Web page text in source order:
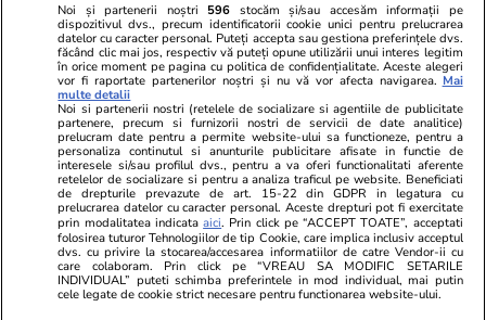
GSP.RO
Guvernul Ungariei a răspuns
solicitării GSP » Avem cifrele
oficiale ale finanțării lui Sepsi și
Csikszereda: sunt milioane de
euro
GSP.RO
Pagube
polivalenta
euro din
tentative de
PARTENERI
Noi și partenerii noștri 596 stocăm și/sau accesăm informații pe
dispozitivul dvs., precum identificatorii cookie unici pentru prelucrarea
datelor cu caracter personal. Puteți accepta sau gestiona preferințele dvs.
făcând clic mai jos, respectiv vă puteți opune utilizării unui interes legitim
în orice moment pe pagina cu politica de confidențialitate. Aceste alegeri
vor fi raportate partenerilor noștri și nu vă vor afecta navigarea. Mai
multe detalii
Noi si partenerii nostri (retelele de socializare si agentiile de publicitate
partenere, precum si furnizorii nostri de servicii de date analitice)
prelucram date pentru a permite website-ului sa functioneze, pentru a
personaliza continutul si anunturile publicitare afisate in functie de
interesele si/sau profilul dvs., pentru a va oferi functionalitati aferente
retelelor de socializare si pentru a analiza traficul pe website. Beneficiati
de drepturile prevazute de art. 15-22 din GDPR in legatura cu
prelucrarea datelor cu caracter personal. Aceste drepturi pot fi exercitate
prin modalitatea indicataaici. Prin click pe “ACCEPT TOATE”, acceptati
folosirea tuturor Tehnologiilor de tip Cookie, care implica inclusiv acceptul
dvs. cu privire la stocarea/accesarea informatiilor de catre Vendor-ii cu
care colaboram. Prin click pe “VREAU SA MODIFIC SETARILE
INDIVIDUAL” puteti schimba preferintele in mod individual, mai putin
cele legate de cookie strict necesare pentru functionarea website-ului.